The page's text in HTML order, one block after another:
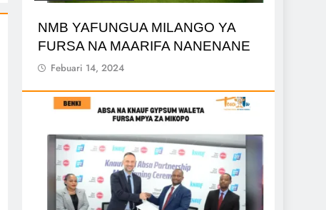
NMB YAFUNGUA MILANGO YA
FURSA NA MAARIFA NANENANE
Febuari 14, 2024